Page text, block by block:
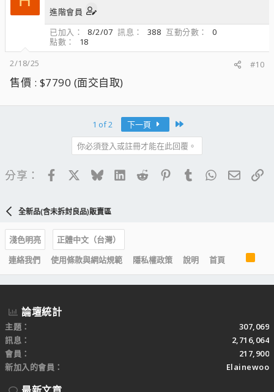
進階會員
已加入
8/2/07 訊息 388 互動分數
0
點數
18
2/18/25
#10
售價 : $7790 (面交自取)
1 of 2 下一頁
你必須登入或註冊才能在此回覆。
分享： FacebookBlueskyLinkedIn
Reddit PinterestTumblrWhatsApp
電子
全新品(含未拆封良品)販賣區
淺色明亮
正體中文（台灣）
連絡我們
使用條款與網站規範 隱私權政策 說明 首頁
R
S
S
論壇統計
主題
307,069
訊息
2,716,064
會員
217,900
新加入的會員
Elainewoo